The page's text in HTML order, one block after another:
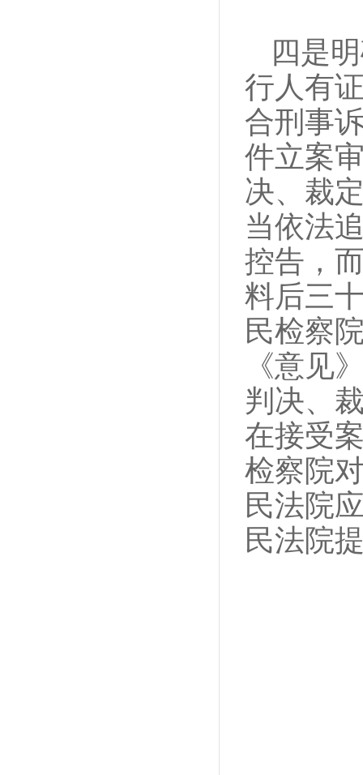
四是
行人有
合刑事
件立案
决、裁
当依法
控告，
料后三
民检察
《意见
判决、
在接受
检察院
民法院
民法院